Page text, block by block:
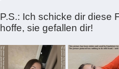
P.S.: Ich schicke dir diese
hoffe, sie gefallen dir!